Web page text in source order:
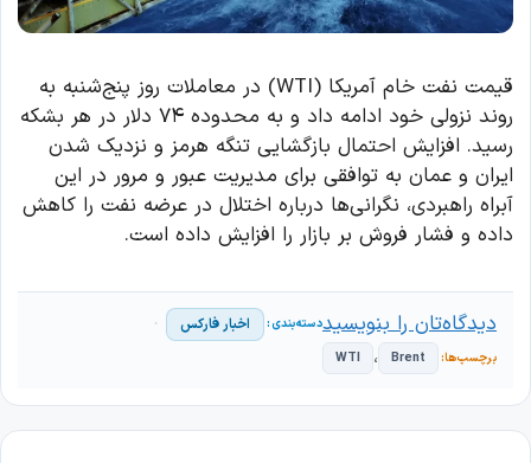
قیمت نفت خام آمریکا (WTI) در معاملات روز پنج‌شنبه به
روند نزولی خود ادامه داد و به محدوده ۷۴ دلار در هر بشکه
رسید. افزایش احتمال بازگشایی تنگه هرمز و نزدیک شدن
ایران و عمان به توافقی برای مدیریت عبور و مرور در این
آبراه راهبردی، نگرانی‌ها درباره اختلال در عرضه نفت را کاهش
داده و فشار فروش بر بازار را افزایش داده است.
اخبار فارکس
Brent ، WTI
دیدگاه‌تان را بنویسید